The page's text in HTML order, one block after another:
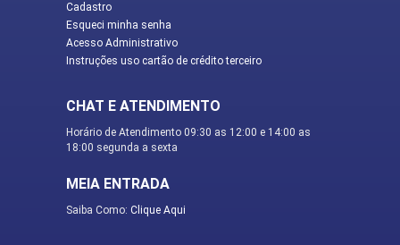
Cadastro
Esqueci minha senha
Acesso Administrativo
Instruções uso cartão de crédito terceiro
CHAT E ATENDIMENTO
Horário de Atendimento 09:30 as 12:00 e 14:00 as
18:00 segunda a sexta
MEIA ENTRADA
Saiba Como: Clique Aqui